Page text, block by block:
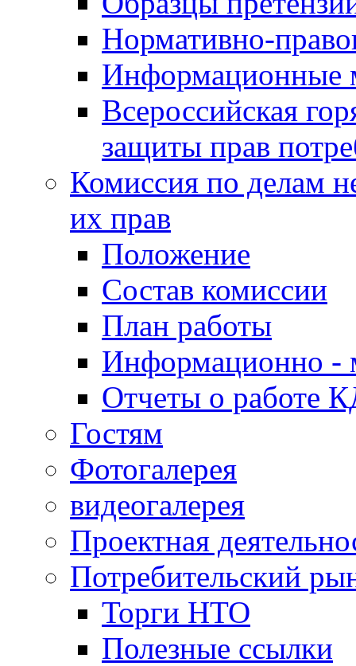
Нормативно-
Информационные
Всероссийская
защиты прав
Комиссия по делам
их прав
Положение
Состав комиссии
План работы
Информационно -
Отчеты о работе
Гостям
Фотогалерея
видеогалерея
Проектная
Потребительский
Торги НТО
Полезные ссылки